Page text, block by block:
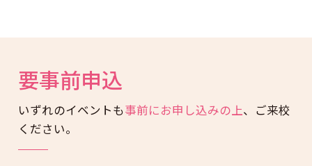
オープンキャンパスの特長
要事前申込
いずれのイベントも事前にお申し込みの上、ご来校
ください。